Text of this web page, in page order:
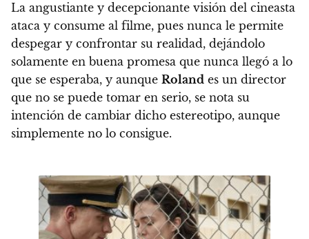
La angustiante y decepcionante visión del cineasta
ataca y consume al filme, pues nunca le permite
despegar y confrontar su realidad, dejándolo
solamente en buena promesa que nunca llegó a lo
que se esperaba, y aunque Roland es un director
que no se puede tomar en serio, se nota su
intención de cambiar dicho estereotipo, aunque
simplemente no lo consigue.